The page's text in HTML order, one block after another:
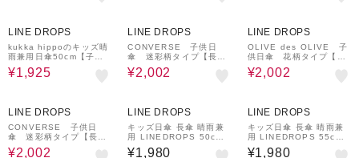
LINE DROPS
kukka hippoのキッズ晴
雨兼用日傘50cm【子ど
も日傘/パープル】
¥1,925
LINE DROPS
CONVERSE 子供日
傘 迷彩柄タイプ【長
傘 身長表記 130㎝
用】迷彩ネイビー
¥2,002
LINE DROPS
OLIVE des OLIVE 子
供日傘 花柄タイプ【長
傘 身長表記 140㎝
用】ミント
¥2,002
LINE DROPS
CONVERSE 子供日
傘 迷彩柄タイプ【長
傘 身長表記 140㎝
用】迷彩カーキ
¥2,002
LINE DROPS
キッズ日傘 長傘 晴雨兼
用 LINEDROPS 50cm
ジャンプ式 UVカット率
＆遮光率99.9％以上 遮
¥1,980
LINE DROPS
キッズ日傘 長傘 晴雨兼
用 LINEDROPS 55cm
ジャンプ式 UVカット率
＆遮光率99.9％以上 遮
¥1,980